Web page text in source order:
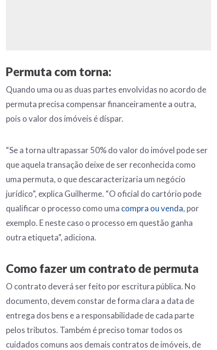
Permuta com torna:
Quando uma ou as duas partes envolvidas no acordo de
permuta precisa compensar financeiramente a outra,
pois o valor dos imóveis é díspar.
“Se a torna ultrapassar 50% do valor do imóvel pode ser
que aquela transação deixe de ser reconhecida como
uma permuta, o que descaracterizaria um negócio
jurídico”, explica Guilherme. “O oficial do cartório pode
qualificar o processo como uma compra ou venda, por
exemplo. E neste caso o processo em questão ganha
outra etiqueta”, adiciona.
Como fazer um contrato de permuta
O contrato deverá ser feito por escritura pública. No
documento, devem constar de forma clara a data de
entrega dos bens e a responsabilidade de cada parte
pelos tributos. Também é preciso tomar todos os
cuidados comuns aos demais contratos de imóveis, de